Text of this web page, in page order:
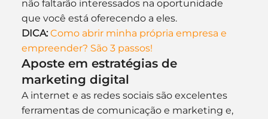
não faltarão interessados na oportunidade
que você está oferecendo a eles.
DICA: Como abrir minha própria empresa e
empreender? São 3 passos!
Aposte em estratégias de
marketing digital
A internet e as redes sociais são excelentes
ferramentas de comunicação e marketing e,